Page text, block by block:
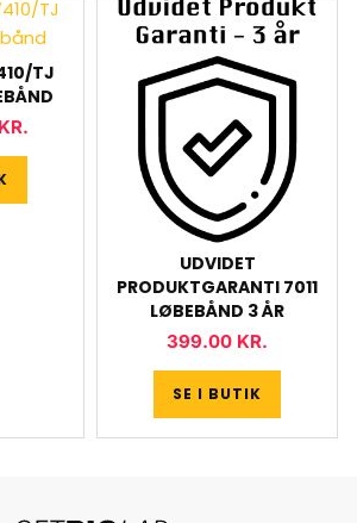
TJ
KR.
UDVIDET
PRODUKTGARANTI 7011
LØBEBÅND 3 ÅR
399.00 KR.
SE I BUTIK